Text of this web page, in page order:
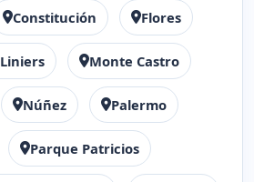
Constitución Flores
Liniers Monte Castro
Núñez Palermo
Parque Patricios